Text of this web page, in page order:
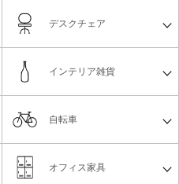
デスクチェア
インテリア雑貨
自転車
オフィス家具